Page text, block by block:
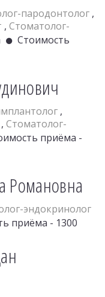
пародонтолог ,
, Стоматолог-
Стоимость
,
, Стоматолог-
приёма -
Романовна
эндокринолог
приёма - 1300